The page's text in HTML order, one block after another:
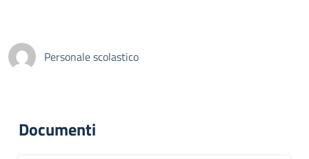
Personale scolastico
Documenti